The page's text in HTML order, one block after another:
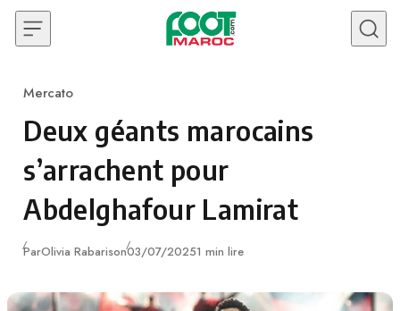
Skip to content
Category
Mercato
Deux géants marocains
s’arrachent pour
Abdelghafour Lamirat
ParOlivia RabarisonPublié
03/07/20251 min lire